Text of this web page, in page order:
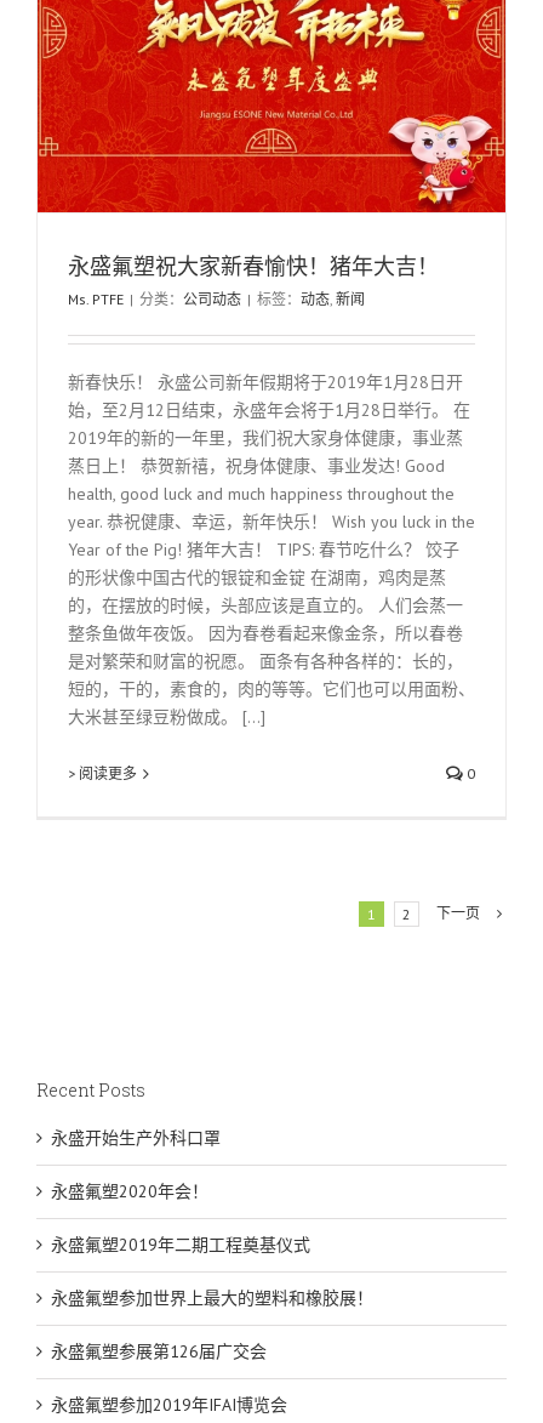
永盛氟塑祝大家新春愉快！猪年大吉！
Ms. PTFE | 分类： 公司动态 | 标签： 动态, 新闻
新春快乐！ 永盛公司新年假期将于2019年1月28日开
始，至2月12日结束，永盛年会将于1月28日举行。 在
2019年的新的一年里，我们祝大家身体健康，事业蒸
蒸日上！ 恭贺新禧，祝身体健康、事业发达! Good
health, good luck and much happiness throughout the
year. 恭祝健康、幸运，新年快乐！ Wish you luck in the
Year of the Pig! 猪年大吉！ TIPS: 春节吃什么？ 饺子
的形状像中国古代的银锭和金锭 在湖南，鸡肉是蒸
的，在摆放的时候，头部应该是直立的。 人们会蒸一
整条鱼做年夜饭。 因为春卷看起来像金条，所以春卷
是对繁荣和财富的祝愿。 面条有各种各样的：长的，
短的，干的，素食的，肉的等等。它们也可以用面粉、
大米甚至绿豆粉做成。 [...]
> 阅读更多 0
1 2 下一页
Recent Posts
永盛开始生产外科口罩
永盛氟塑2020年会！
永盛氟塑2019年二期工程奠基仪式
永盛氟塑参加世界上最大的塑料和橡胶展！
永盛氟塑参展第126届广交会
永盛氟塑参加2019年IFAI博览会